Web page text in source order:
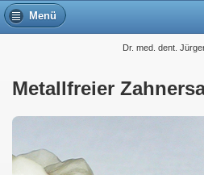
Menü
Dr. med. dent.
Metallfreier